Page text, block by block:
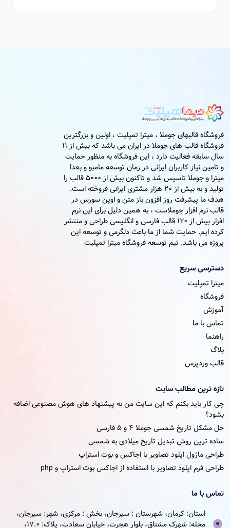
فروشگاه قالبهای جوملا ، میترا تمپلیت ، اولین و بزرگترین
فروشگاه قالب های جوملا در ایران می باشد که بیش از 11
سال سابقه فعالیت دارد ، این فروشگاه به منظور حمایت
و تامین نیاز کاربران ایرانی در زمان توسعه مامبو و بعدا
میترا و جوملا تاسیس شد و تاکنون بیش از 5000 قالب را
تولید و به بیش از 20 هزار مشتری ایرانی فروخته است.
هدف ما پیشرفت روز افزون باز متن و اوپن سورس در
قالب نرم افزار جوملاست ، به همین دلیل برای این نرم
افزار بیش از 120 قالب فارسی و انگلیسی طراحی و منتشر
کرده ایم. حمایت شما از ما باعث دلگرمی و توسعه این
پروژه می باشد. تیم توسعه فروشگاه میترا تمپلیت
دسترسی سریع
میترا تمپلیت
فروشگاه
آموزش
تماس با ما
راهنما
بلاگ
قالب وردپرس
تازه ترین مطالب سایت
چی کار باید بکنم که این سایت من به پیشنهاد های هوش مصنوعی اضافه
بشود؟
حل مشکل تاریخ شمسی جوملا ۴ و ۵ فارسی
ساده ترین روش تبدیل تاریخ میلادی به شمسی
طراحی ماژول اپلود تصاویر با اجاکس و بوت استراپ
طراحی فرم اپلود تصاویر با استفاده از اجاکس بوت استراپ و php
تماس با ما
استان: کرمان، شهرستان : سیرجان، بخش : مرکزی، شهر: سیرجان،
محله: شهرک مشتاق، بلوار هجرت، خیابان سعادت، پلاک: 17.0،